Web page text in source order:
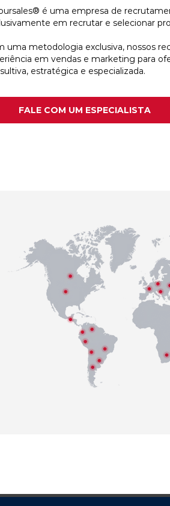
é uma empresa de
em recrutar e selecionar
uma metodologia exclusiva, nossos
em vendas e marketing para
estratégica e especializada.
FALE COM UM ESPECIALISTA